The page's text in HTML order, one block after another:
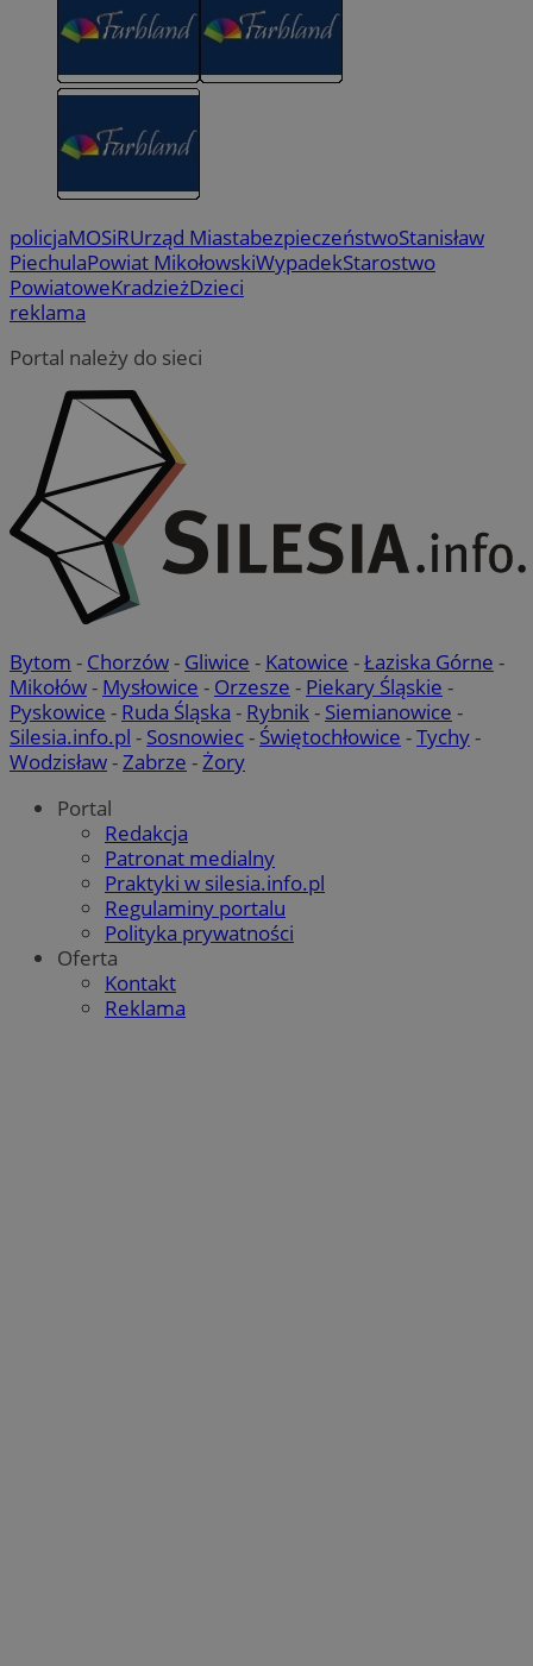
policjaMOSiRUrząd MiastabezpieczeństwoStanisław
PiechulaPowiat MikołowskiWypadekStarostwo
PowiatoweKradzieżDzieci
reklama
Portal należy do sieci
Bytom - Chorzów- Gliwice - Katowice -Łaziska Górne -
Mikołów- Mysłowice - Orzesze - Piekary Śląskie -
Pyskowice - Ruda Śląska - Rybnik- Siemianowice -
Silesia.info.pl - Sosnowiec- Świętochłowice -Tychy-
Wodzisław-Zabrze -Żory
Portal
Redakcja
Patronat medialny
Praktyki w silesia.info.pl
Regulaminy portalu
Polityka prywatności
Oferta
Kontakt
Reklama